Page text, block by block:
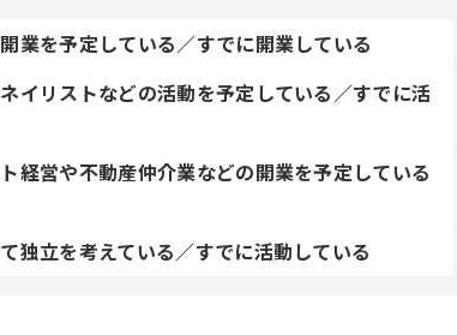
業を予定している／すでに開業している
イリストなどの活動を予定している／すでに活
経営や不動産仲介業などの開業を予定している
独立を考えている／すでに活動している